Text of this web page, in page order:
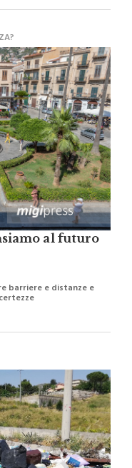
al futuro
e distanze e